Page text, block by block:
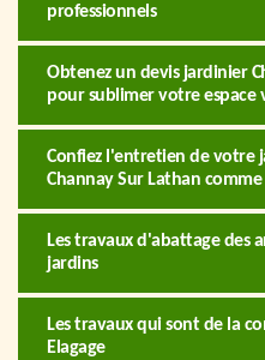
professionnels
Obtenez un devis jardinier
pour sublimer votre espace
Confiez l'entretien de votre
Channay Sur Lathan comme
Les travaux d'abattage des
jardins
Les travaux qui sont de la
Elagage